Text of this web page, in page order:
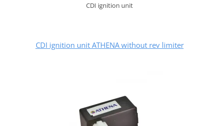
CDI ignition unit
CDI ignition unit ATHENA without rev limiter